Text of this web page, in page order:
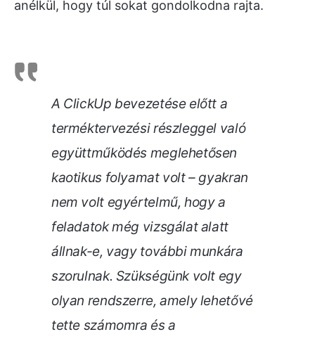
anélkül, hogy túl sokat gondolkodna rajta.
A ClickUp bevezetése előtt a
terméktervezési részleggel való
együttműködés meglehetősen
kaotikus folyamat volt – gyakran
nem volt egyértelmű, hogy a
feladatok még vizsgálat alatt
állnak-e, vagy további munkára
szorulnak. Szükségünk volt egy
olyan rendszerre, amely lehetővé
tette számomra és a